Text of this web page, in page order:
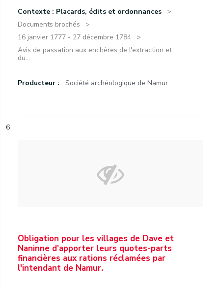
Contexte : Placards, édits et ordonnances
Documents brochés
16 janvier 1777 - 27 décembre 1784
Avis de passation aux enchères de l'extraction et
du...
Producteur : Société archéologique de Namur
6
Obligation pour les villages de Dave et
Naninne d'apporter leurs quotes-parts
financières aux rations réclamées par
l'intendant de Namur.